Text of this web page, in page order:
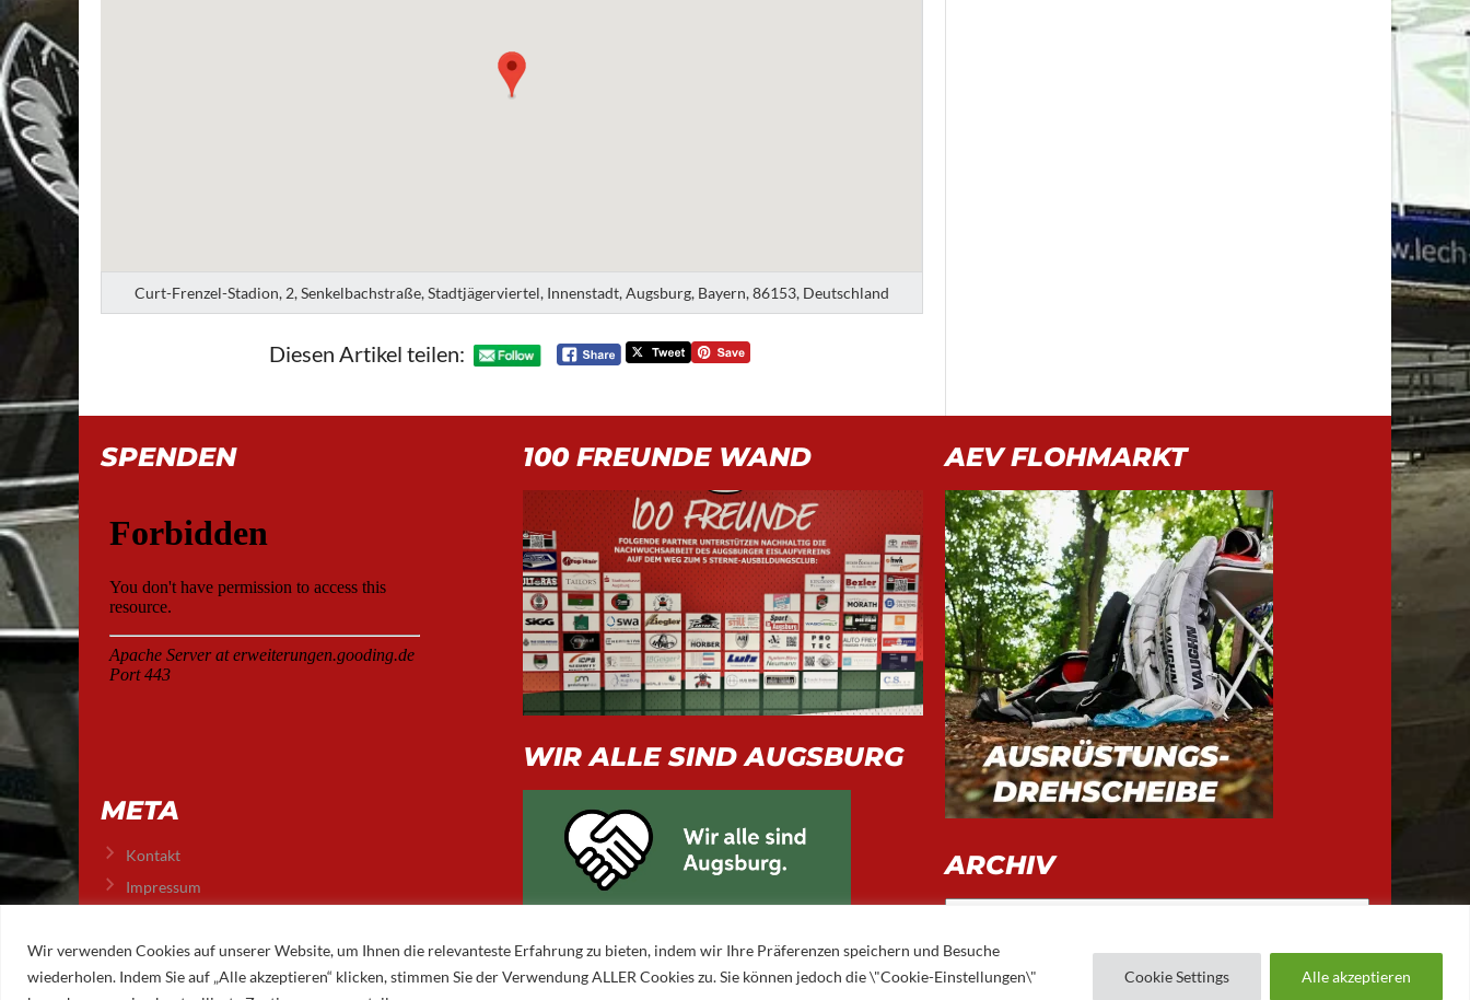
Wir verwenden Cookies auf unserer Website, um Ihnen die relevanteste Erfahrung zu bieten, indem wir Ihre Präferenzen speichern und Besuche
wiederholen. Indem Sie auf „Alle akzeptieren“ klicken, stimmen Sie der Verwendung ALLER Cookies zu. Sie können jedoch die \"Cookie-Einstellungen\"
Cookie Settings Alle akzeptieren
Curt-Frenzel-Stadion, 2, Senkelbachstraße, Stadtjägerviertel, Innenstadt, Augsburg, Bayern, 86153, Deutschland
Diesen Artikel teilen:
SPENDEN
META
Kontakt
Impressum
100 FREUNDE WAND
WIR ALLE SIND AUGSBURG
AEV FLOHMARKT
ARCHIV
Archiv
© 2026 AUGSBURGER EISLAUFVEREIN E.V. AUGSBURGER EV